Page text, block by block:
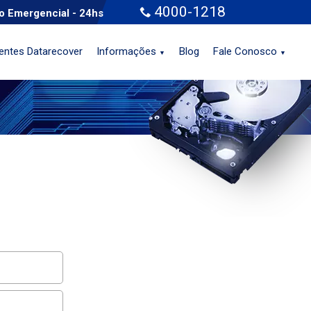
4000-1218
Emergencial - 24hs
Datarecover Informações ▼ Blog Fale Conosco ▼